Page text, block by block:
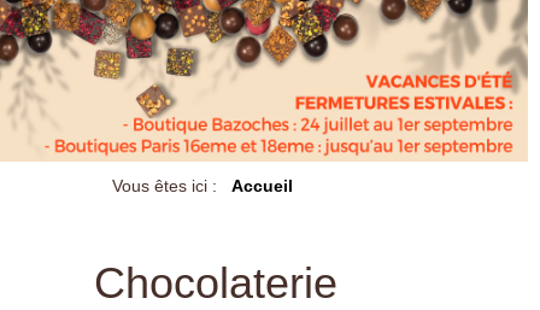
Vous êtes ici : Accueil
Chocolaterie